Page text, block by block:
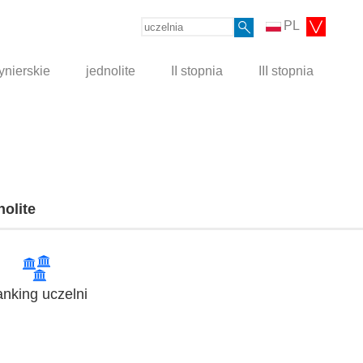
PL
jednolite II stopnia III stopnia
uczelni